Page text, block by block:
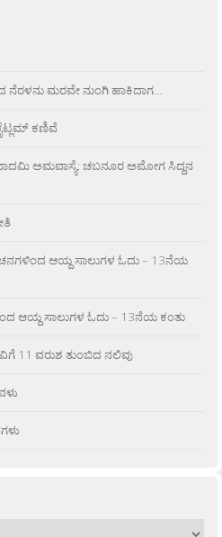
ನೆರಳನು ಮರವೇ ನುಂಗಿ ಹಾಕಿದಾಗ…
ಕಣಿವೆ
ಅಮವಾಸ್ಯೆ: ಚಬನೂರ ಅಮೋಗ ಸಿದ್ದನ
ಆಯ್ದ ಸಾಲುಗಳ ಓದು – 13ನೆಯ
ಆಯ್ದ ಸಾಲುಗಳ ಓದು – 13ನೆಯ ಕಂತು
11 ವರುಶ ತುಂಬಿದ ನಲಿವು